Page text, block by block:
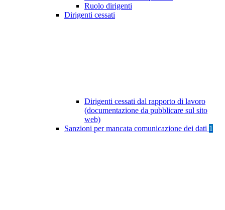
Ruolo dirigenti
Dirigenti cessati
Dirigenti cessati dal rapporto di lavoro
(documentazione da pubblicare sul sito
web)
Sanzioni per mancata comunicazione dei dati 1